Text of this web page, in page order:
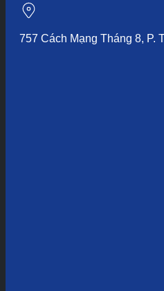
757 Cách Mạng Tháng 8, P.